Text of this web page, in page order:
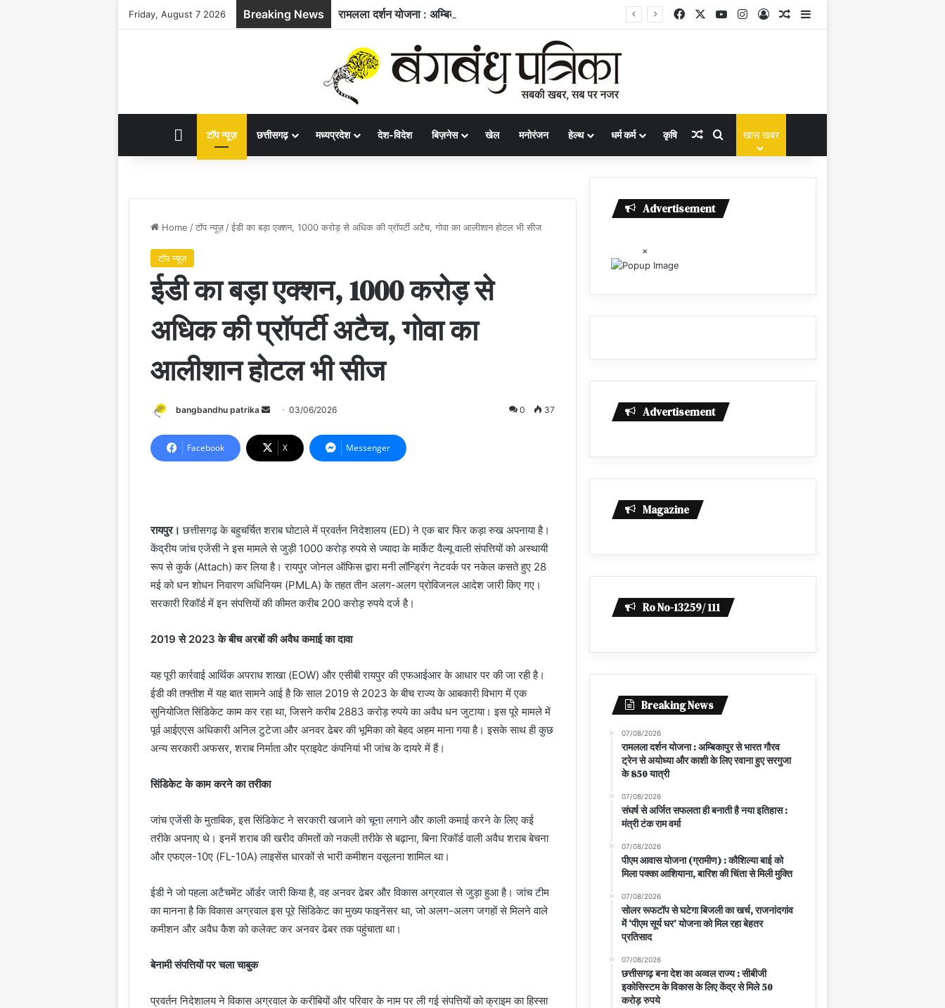
Friday, August 7 2026 Breaking News FacebookYouTubeInstagram
Log InRandom Article
Sidebar
HOMEटॉप न्यूज़ छत्तीसगढ़ मध्यप्रदेश देश-विदेश बिज़नेस खेल मनोरंजन हेल्थ धर्म कर्म कृषि Random Article
Search for
खास खबर
Home /टॉप न्यूज़ /ईडी का बड़ा एक्शन, 1000 करोड़ से अधिक की प्रॉपर्टी अटैच, गोवा का आलीशान होटल भी सीज
टॉप न्यूज़
ईडी का बड़ा एक्शन, 1000 करोड़ से
अधिक की प्रॉपर्टी अटैच, गोवा का
आलीशान होटल भी सीज
bangbandhu patrika
Send
email
03/06/2026 0 37
Facebook X Messenger
रायपुर।छत्तीसगढ़ के बहुचर्चित शराब घोटाले में प्रवर्तन निदेशालय (ED) ने एक बार फिर कड़ा रुख अपनाया है।
केंद्रीय जांच एजेंसी ने इस मामले से जुड़ी 1000 करोड़ रुपये से ज्यादा के मार्केट वैल्यू वाली संपत्तियों को अस्थायी
रूप से कुर्क (Attach) कर लिया है। रायपुर जोनल ऑफिस द्वारा मनी लॉन्ड्रिंग नेटवर्क पर नकेल कसते हुए 28
मई को धन शोधन निवारण अधिनियम (PMLA) के तहत तीन अलग-अलग प्रोविजनल आदेश जारी किए गए।
सरकारी रिकॉर्ड में इन संपत्तियों की कीमत करीब 200 करोड़ रुपये दर्ज है।
2019 से 2023 के बीच अरबों की अवैध कमाई का दावा
यह पूरी कार्रवाई आर्थिक अपराध शाखा (EOW) और एसीबी रायपुर की एफआईआर के आधार पर की जा रही है।
ईडी की तफ्तीश में यह बात सामने आई है कि साल 2019 से 2023 के बीच राज्य के आबकारी विभाग में एक
सुनियोजित सिंडिकेट काम कर रहा था, जिसने करीब 2883 करोड़ रुपये का अवैध धन जुटाया। इस पूरे मामले में
पूर्व आईएएस अधिकारी अनिल टुटेजा और अनवर ढेबर की भूमिका को बेहद अहम माना गया है। इसके साथ ही कुछ
अन्य सरकारी अफसर, शराब निर्माता और प्राइवेट कंपनियां भी जांच के दायरे में हैं।
सिंडिकेट के काम करने का तरीका
जांच एजेंसी के मुताबिक, इस सिंडिकेट ने सरकारी खजाने को चूना लगाने और काली कमाई करने के लिए कई
तरीके अपनाए थे। इनमें शराब की खरीद कीमतों को नकली तरीके से बढ़ाना, बिना रिकॉर्ड वाली अवैध शराब बेचना
और एफएल-10ए (FL-10A) लाइसेंस धारकों से भारी कमीशन वसूलना शामिल था।
ईडी ने जो पहला अटैचमेंट ऑर्डर जारी किया है, वह अनवर ढेबर और विकास अग्रवाल से जुड़ा हुआ है। जांच टीम
का मानना है कि विकास अग्रवाल इस पूरे सिंडिकेट का मुख्य फाइनेंसर था, जो अलग-अलग जगहों से मिलने वाले
कमीशन और अवैध कैश को कलेक्ट कर अनवर ढेबर तक पहुंचाता था।
बेनामी संपत्तियों पर चला चाबुक
प्रवर्तन निदेशालय ने विकास अग्रवाल के करीबियों और परिवार के नाम पर ली गई संपत्तियों को क्राइम का हिस्सा
Advertisement
×
Advertisement
Magazine
Ro No-13259/ 111
Breaking News
07/08/2026
रामलला दर्शन योजना : अम्बिकापुर से भारत गौरव
ट्रेन से अयोध्या और काशी के लिए रवाना हुए सरगुजा
के 850 यात्री
07/08/2026
संघर्ष से अर्जित सफलता ही बनाती है नया इतिहास :
मंत्री टंक राम वर्मा
07/08/2026
पीएम आवास योजना (ग्रामीण) : कौशिल्या बाई को
मिला पक्का आशियाना, बारिश की चिंता से मिली मुक्ति
07/08/2026
सोलर रूफटॉप से घटेगा बिजली का खर्च, राजनांदगांव
में ‘पीएम सूर्य घर’ योजना को मिल रहा बेहतर
प्रतिसाद
07/08/2026
छत्तीसगढ़ बना देश का अव्वल राज्य : सीबीजी
इकोसिस्टम के विकास के लिए केंद्र से मिले 50
करोड़ रुपये